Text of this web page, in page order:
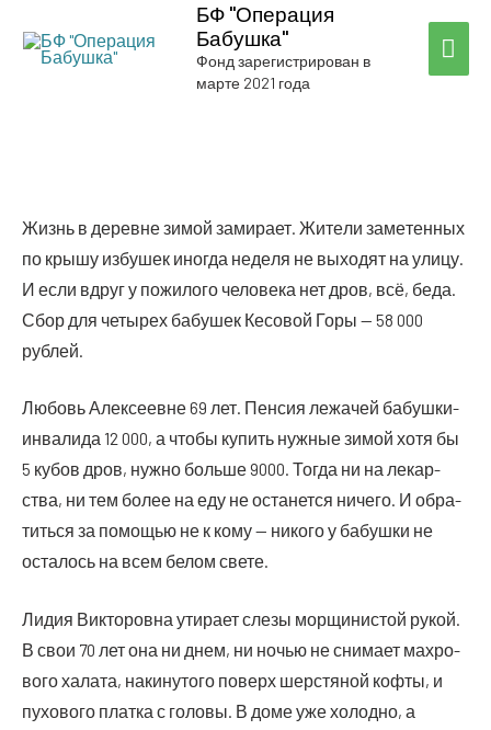
БФ "Операция
Бабушка"
Фонд зарегистрирован в
марте 2021 года
Жизнь в деревне зимой зами­ра­ет. Жите­ли заме­тен­ных
по кры­шу избу­шек ино­гда неде­ля не выхо­дят на ули­цу.
И если вдруг у пожи­ло­го чело­ве­ка нет дров, всё, беда.
Сбор для четы­рех бабу­шек Кесо­вой Горы — 58 000
рублей.
Любовь Алек­се­евне 69 лет. Пен­сия лежа­чей бабуш­ки-
инва­ли­да 12 000, а что­бы купить нуж­ные зимой хотя бы
5 кубов дров, нуж­но боль­ше 9000. Тогда ни на лекар­
ства, ни тем более на еду не оста­нет­ся ниче­го. И обра­
тить­ся за помо­щью не к кому — нико­го у бабуш­ки не
оста­лось на всем белом свете.
Лидия Вик­то­ров­на ути­ра­ет сле­зы мор­щи­ни­стой рукой.
В свои 70 лет она ни днем, ни ночью не сни­ма­ет мах­ро­
во­го хала­та, наки­ну­то­го поверх шер­стя­ной коф­ты, и
пухо­во­го плат­ка с голо­вы. В доме уже холод­но, а